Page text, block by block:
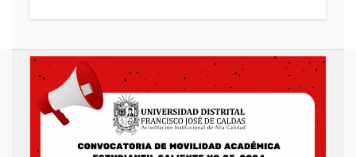
Movilidad
Estudiantil
Saliente
No.
2025-